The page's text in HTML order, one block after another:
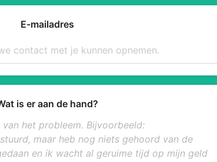
E-mailadres
is er aan de hand?